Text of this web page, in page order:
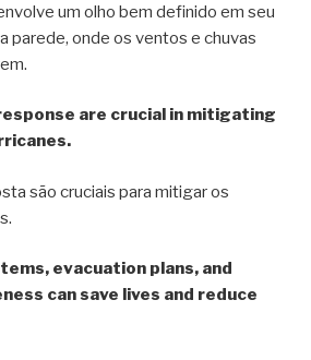
um olho bem definido em seu
parede, onde os ventos e chuvas
are crucial in mitigating
são cruciais para mitigar os
evacuation plans, and
can save lives and reduce